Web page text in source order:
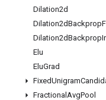
Dilation2d
Dilation2dBackprop
Dilation2dBackprop
Elu
EluGrad
FixedUnigram
Fractional AvgPool